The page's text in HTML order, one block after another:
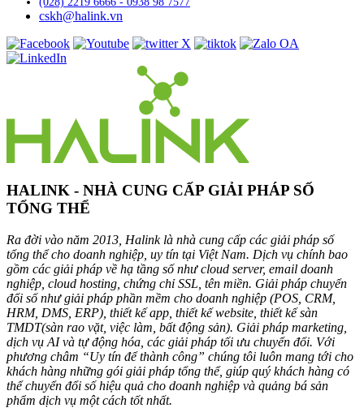
cskh@halink.vn
HALINK - NHÀ CUNG CẤP GIẢI PHÁP SỐ
TỔNG THỂ
Ra đời vào năm 2013, Halink là nhà cung cấp các giải pháp số
tổng thể cho doanh nghiệp, uy tín tại Việt Nam. Dịch vụ chính bao
gồm các giải pháp về hạ tầng số như cloud server, email doanh
nghiệp, cloud hosting, chứng chỉ SSL, tên miền. Giải pháp chuyển
đổi số như giải pháp phần mềm cho doanh nghiệp (POS, CRM,
HRM, DMS, ERP), thiết kế app, thiết kế website, thiết kế sàn
TMDT(sàn rao vặt, việc làm, bất động sản). Giải pháp marketing,
dịch vụ AI và tự động hóa, các giải pháp tối ưu chuyển đổi. Với
phương châm “Uy tín để thành công” chúng tôi luôn mang tới cho
khách hàng những gói giải pháp tổng thể, giúp quý khách hàng có
thể chuyển đổi số hiệu quả cho doanh nghiệp và quảng bá sản
phẩm dịch vụ một cách tốt nhất.